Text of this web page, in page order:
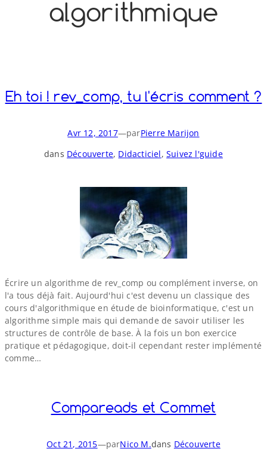
o y S
algorithmique
Eh toi ! rev_​comp, tu l'écris comment ?
Avr 12, 2017—parPierre Marijon
dans Découverte, Didacticiel, Suivez l'guide
Écrire un algorithme de rev_​comp ou complément inverse, on
l'a tous déjà fait. Aujourd'hui c'est devenu un classique des
cours d'algorithmique en étude de bioinformatique, c'est un
algorithme simple mais qui demande de savoir utiliser les
structures de contrôle de base. À la fois un bon exercice
pratique et pédagogique, doit-​il cependant rester implémenté
comme…
Compareads et Commet
Oct 21, 2015—parNico M.dans Découverte